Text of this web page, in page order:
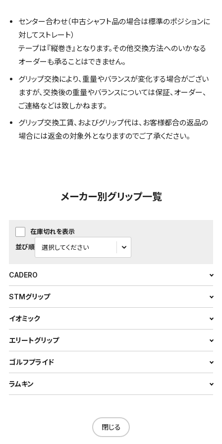
センター合わせ（中古シャフト品の場合は標準のポジションに
対してストレート）
テープは『縦巻き』となります。その他交換方法へのいかなる
オーダーも承ることはできません。
グリップ交換により、重量やバランスが変化する場合がござい
ますが、交換後の重量やバランスについては保証、オーダー、
ご連絡などは致しかねます。
グリップ交換工賃、およびグリップ代は、お客様都合の返品の
場合には返金の対象外となりますのでご了承ください。
メーカー別グリップ一覧
在庫切れを表示
並び順
CADERO
STMグリップ
イオミック
エリートグリップ
ゴルフプライド
ラムキン
閉じる